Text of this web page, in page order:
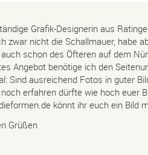
Grafik-Designerin aus
zwar nicht die Schallmauer, habe
schon des Öfteren auf dem
Angebot benötige ich den
Sind ausreichend Fotos in guter
erfahren dürfte wie hoch euer
könnt ihr euch ein Bild
Grüßen